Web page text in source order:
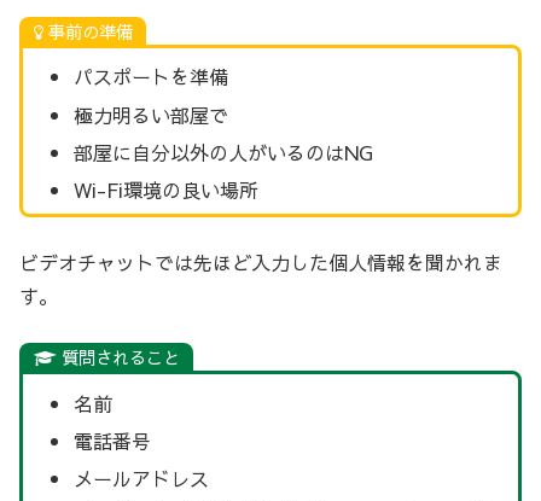
事前の準備
パスポートを準備
極力明るい部屋で
部屋に自分以外の人がいるのはNG
Wi-Fi環境の良い場所
ビデオチャットでは先ほど入力した個人情報を聞かれま
す。
質問されること
名前
電話番号
メールアドレス